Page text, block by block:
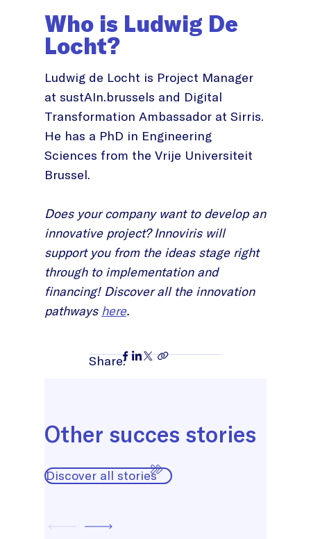
Who is Ludwig De
Locht?
Ludwig de Locht is Project Manager
at sustAIn.brussels and Digital
Transformation Ambassador at Sirris.
He has a PhD in Engineering
Sciences from the Vrije Universiteit
Brussel.
Does your company want to develop an
innovative project? Innoviris will
support you from the ideas stage right
through to implementation and
financing! Discover all the innovation
pathways here.
Share:
Other succes stories
Discover all stories